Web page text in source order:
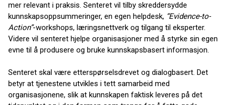
mer relevant i praksis. Senteret vil tilby skreddersydde
kunnskapsoppsummeringer, en egen helpdesk, “Evidence-to-
Action”-workshops, læringsnettverk og tilgang til eksperter.
Videre vil senteret hjelpe organisasjoner med å styrke sin egen
evne til å produsere og bruke kunnskapsbasert informasjon.
Senteret skal være etterspørselsdrevet og dialogbasert. Det
betyr at tjenestene utvikles i tett samarbeid med
organisasjonene, slik at kunnskapen faktisk leveres på det